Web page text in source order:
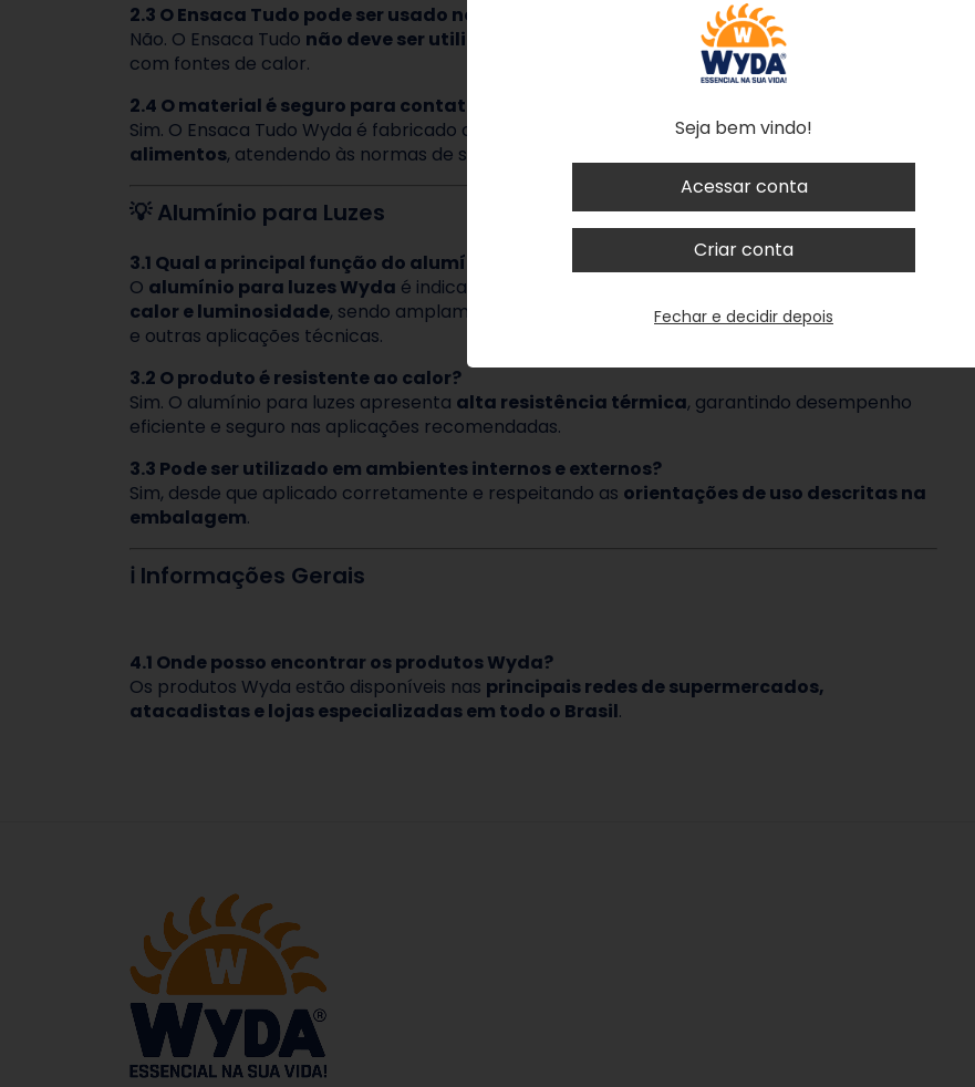
2.3 O Ensaca Tudo pode ser usado no micro-ondas?
Não. O Ensaca Tudo não deve ser utilizado em micro-ondas
, fornos ou em contato direto
com fontes de calor.
2.4 O material é seguro para contato com alimentos?
Sim. O Ensaca Tudo Wyda é fabricado com
materiais próprios para contato com
alimentos, atendendo às normas de segurança e qualidade vigentes.
💡 Alumínio para Luzes
3.1 Qual a principal função do alumínio para luzes?
O alumínio para luzes Wyda é indicado para
calor e luminosidade, sendo amplamente utilizado em projetos de iluminação, horticultura
e outras aplicações técnicas.
3.2 O produto é resistente ao calor?
Sim. O alumínio para luzes apresenta alta resistência térmica, garantindo desempenho
eficiente e seguro nas aplicações recomendadas.
3.3 Pode ser utilizado em ambientes internos e externos?
Sim, desde que aplicado corretamente e respeitando as orientações de uso descritas na
embalagem.
ℹ️ Informações Gerais
4.1 Onde posso encontrar os produtos Wyda?
Os produtos Wyda estão disponíveis nas principais redes de supermercados,
atacadistas e lojas especializadas em todo o Brasil.
Seja bem vindo!
Acessar conta
Criar conta
Fechar e decidir depois